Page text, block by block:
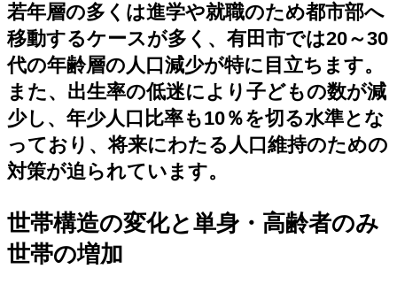
若年層の多くは進学や就職のため都市部へ
移動するケースが多く、有田市では20～30
代の年齢層の人口減少が特に目立ちます。
また、出生率の低迷により子どもの数が減
少し、年少人口比率も10％を切る水準とな
っており、将来にわたる人口維持のための
対策が迫られています。
世帯構造の変化と単身・高齢者のみ
世帯の増加